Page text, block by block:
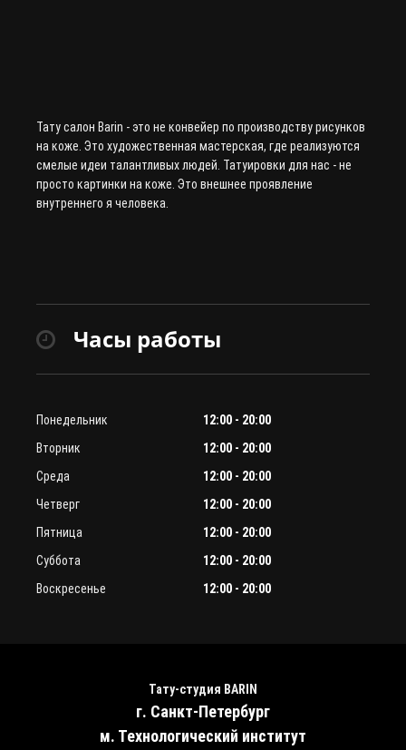
Тату салон Barin - это не конвейер по производству рисунков
на коже. Это художественная мастерская, где реализуются
смелые идеи талантливых людей. Татуировки для нас - не
просто картинки на коже. Это внешнее проявление
внутреннего я человека.
Часы работы
Понедельник
12:00 - 20:00
Вторник
12:00 - 20:00
Среда
12:00 - 20:00
Четверг
12:00 - 20:00
Пятница
12:00 - 20:00
Суббота
12:00 - 20:00
Воскресенье
12:00 - 20:00
Тату-студия BARIN
г. Санкт-Петербург
м. Технологический институт